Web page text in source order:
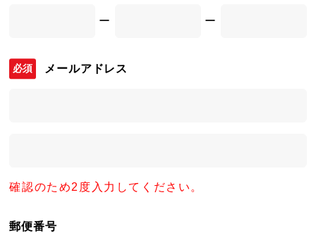
ー ー
メールアドレス
確認のため2度入力してください。
郵便番号